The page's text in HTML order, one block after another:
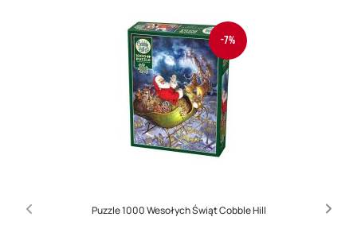
-7%
Puzzle 1000 Wesołych Świąt Cobble Hill